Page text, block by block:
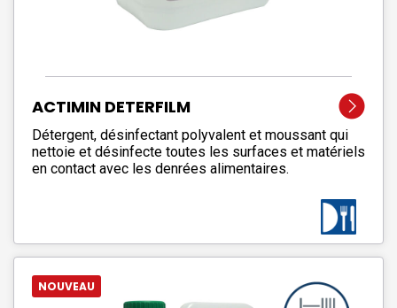
ACTIMIN DETERFILM
Détergent, désinfectant polyvalent et moussant qui
nettoie et désinfecte toutes les surfaces et matériels
en contact avec les denrées alimentaires.
NOUVEAU